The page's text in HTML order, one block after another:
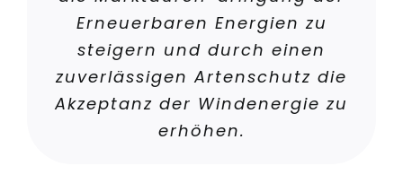
Erneuerbaren Energien zu
steigern und durch einen
zuverlässigen Artenschutz die
Akzeptanz der Windenergie zu
erhöhen.